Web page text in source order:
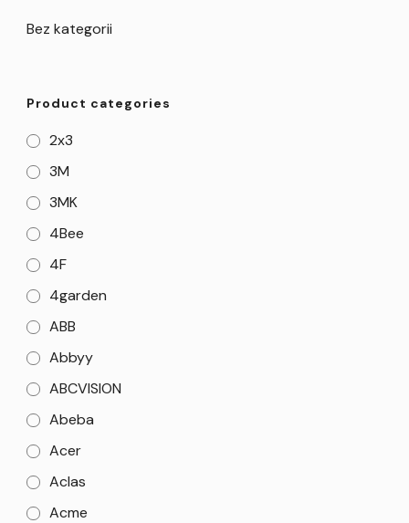
Bez kategorii
Product categories
2x3
3M
3MK
4Bee
4F
4garden
ABB
Abbyy
ABCVISION
Abeba
Acer
Aclas
Acme